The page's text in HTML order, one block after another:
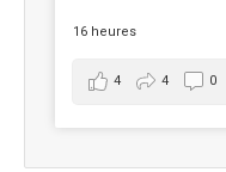
16 heures
4 4 0